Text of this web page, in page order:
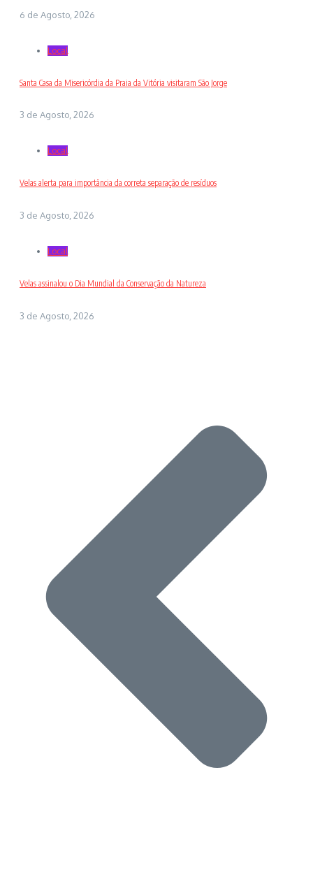
6 de Agosto, 2026
Local
Santa Casa da Misericórdia da Praia da Vitória visitaram São Jorge
3 de Agosto, 2026
Local
Velas alerta para importância da correta separação de resíduos
3 de Agosto, 2026
Local
Velas assinalou o Dia Mundial da Conservação da Natureza
3 de Agosto, 2026